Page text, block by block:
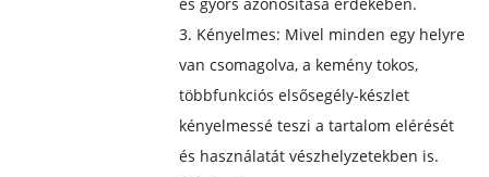
3. Kényelmes: Mivel minden egy helyre
van csomagolva, a kemény tokos,
többfunkciós elsősegély-készlet
kényelmessé teszi a tartalom elérését
és használatát vészhelyzetekben is.